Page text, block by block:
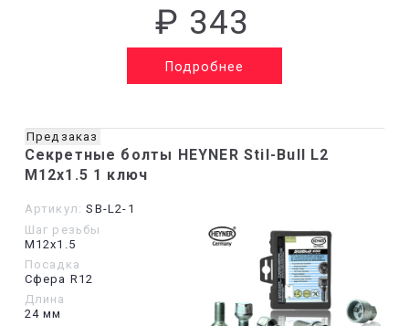
₽ 343
Подробнее
Секретные болты HEYNER Stil-Bull L2
M12x1.5 1 ключ
Артикул: SB-L2-1
Шаг резьбы
М12х1.5
Посадка
Сфера R12
Длина
24 мм
Предзаказ